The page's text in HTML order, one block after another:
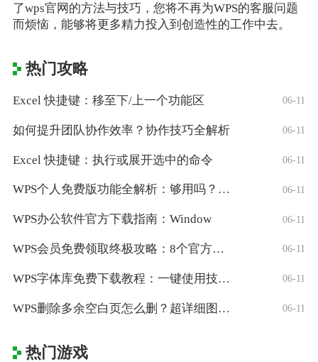
了wps官网的方法与技巧，您将不再为WPS的客服问题
而烦恼，能够将更多精力投入到创造性的工作中去。
热门攻略
Excel 快捷键：移至下/上一个功能区 06-11
如何提升团队协作效率？协作技巧全解析 06-11
Excel 快捷键：执行或展开选中的命令 06-11
WPS个人免费版功能全解析：够用吗？适合 06-11
WPS办公软件官方下载指南：Window 06-11
WPS会员免费领取终极攻略：8个官方认证 06-11
WPS字体库免费下载教程：一键使用技巧与 06-11
WPS删除多余空白页怎么删？超详细图文教 06-11
热门游戏